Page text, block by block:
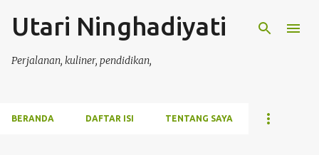
Langsung ke konten utama
Utari Ninghadiyati
Perjalanan, kuliner, pendidikan,
BERANDA DAFTAR ISI TENTANG SAYA